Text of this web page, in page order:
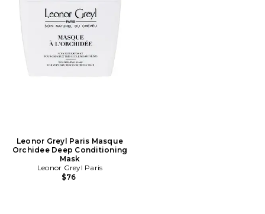
Leonor Greyl Paris Masque
Orchidee Deep Conditioning
Mask
Leonor Greyl Paris
$76